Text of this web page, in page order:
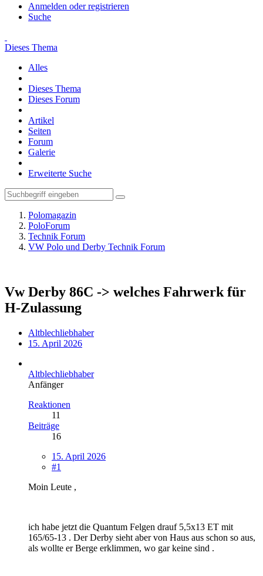
Anmelden oder registrieren
Suche
Dieses Thema
Alles
Dieses Thema
Dieses Forum
Artikel
Seiten
Forum
Galerie
Erweiterte Suche
Polomagazin
PoloForum
Technik Forum
VW Polo und Derby Technik Forum
Vw Derby 86C -> welches Fahrwerk für
H-Zulassung
Altblechliebhaber
15. April 2026
Altblechliebhaber
Anfänger
Reaktionen
11
Beiträge
16
15. April 2026
#1
Moin Leute ,
ich habe jetzt die Quantum Felgen drauf 5,5x13 ET mit
165/65-13 . Der Derby sieht aber von Haus aus schon so aus,
als wollte er Berge erklimmen, wo gar keine sind .